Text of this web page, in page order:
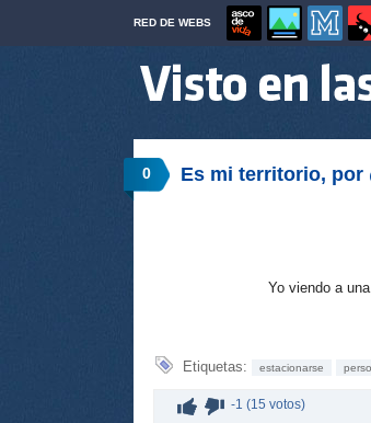
RED DE WEBS
0 Es mi territorio, por
Yo viendo a
Etiquetas: estacionarse
-1 (15 votos)